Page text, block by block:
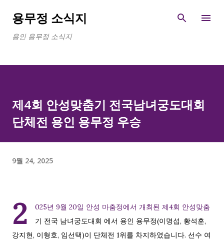
기본 콘텐츠로 건너뛰기
용무정 소식지
용인 용무정 소식지
제4회 안성맞춤기 전국남녀궁도대회
단체전 용인 용무정 우승
9월 24, 2025
2
025년 9월 20일 안성 마춤정에서 개최된 제4회 안성맞춤
기 전국 남녀궁도대회 에서 용인 용무정(이명섭, 황석훈,
강지현, 이형호, 임선택)이 단체전 1위를 차지하였습니다. 선수 여